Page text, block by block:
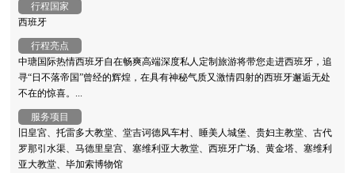
行程国家
西班牙
行程亮点
中瑭国际热情西班牙自在畅爽高端深度私人定制旅游将带您走进西班牙，追
寻“日不落帝国”曾经的辉煌，在具有神秘气质又激情四射的西班牙邂逅无处
不在的惊喜。...
服务项目
旧皇宮、托雷多大教堂、堂吉诃德风车村、睡美人城堡、贵妇主教堂、古代
罗那引水渠、马德里皇宫、塞维利亚大教堂、西班牙广场、黄金塔、塞维利
亚大教堂、毕加索博物馆